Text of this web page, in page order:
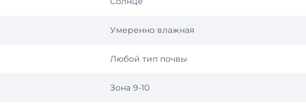
Умеренно влажная
Любой тип почвы
Зона 9-10